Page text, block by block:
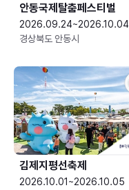
안동국제탈춤페스티벌
2026.09.24~2026.10.04
경상북도 안동시
김제지평선축제
2026.10.01~2026.10.05